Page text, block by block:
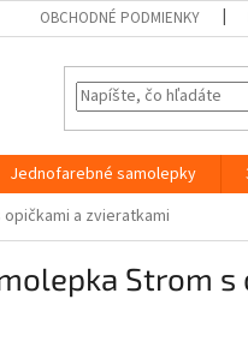
OBCHODNÉ PODMIENKY
Jednofarebné samolepky
a zvieratkami
Strom